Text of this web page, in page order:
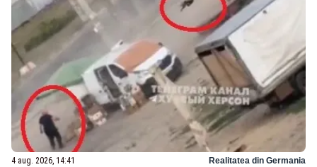
4 aug. 2026, 14:41 Realitatea din Germania